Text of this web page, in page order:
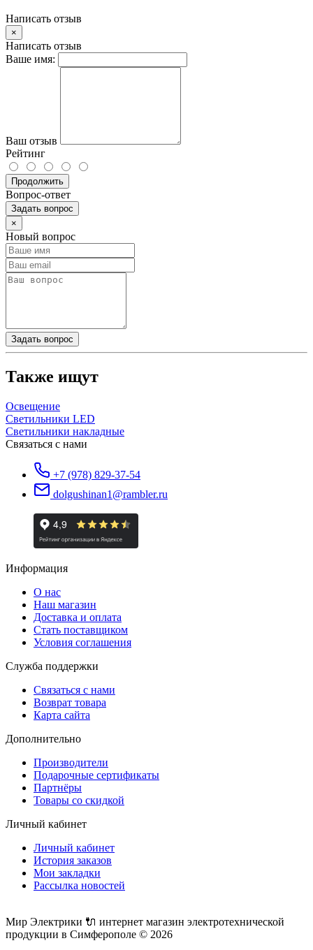
Написать отзыв
×
Написать отзыв
Ваше имя:
Ваш отзыв
Рейтинг
Продолжить
Вопрос-ответ
Задать вопрос
×
Новый вопрос
Задать вопрос
Также ищут
Освещение
Светильники LED
Светильники накладные
Связаться с нами
+7 (978) 829-37-54
dolgushinan1@rambler.ru
Информация
О нас
Наш магазин
Доставка и оплата
Стать поставщиком
Условия соглашения
Служба поддержки
Связаться с нами
Возврат товара
Карта сайта
Дополнительно
Производители
Подарочные сертификаты
Партнёры
Товары со скидкой
Личный кабинет
Личный кабинет
История заказов
Мои закладки
Рассылка новостей
Мир Электрики 🔌 интернет магазин электротехнической
продукции в Симферополе © 2026